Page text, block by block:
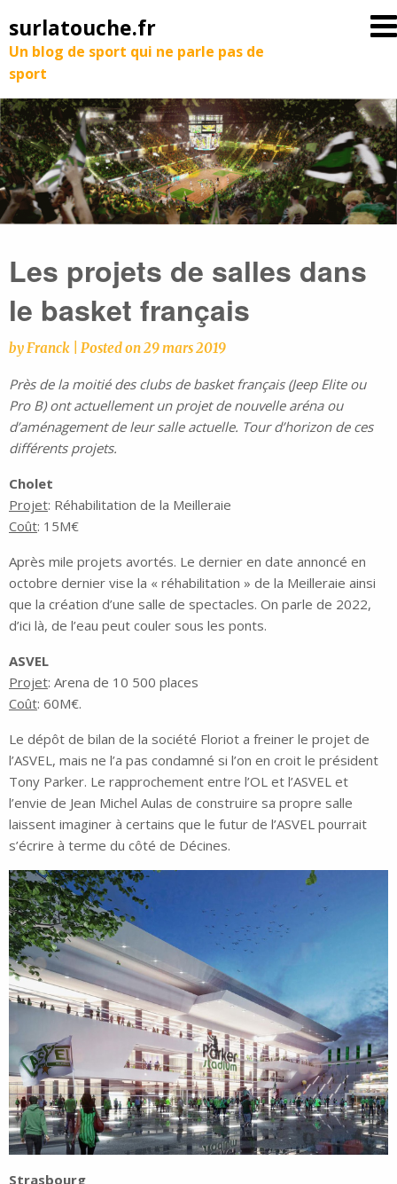
surlatouche.fr
Un blog de sport qui ne parle pas de
sport
Les projets de salles dans
le basket français
by Franck Posted on29 mars 2019
Près de la moitié des clubs de basket français (Jeep Elite ou
Pro B) ont actuellement un projet de nouvelle aréna ou
d’aménagement de leur salle actuelle. Tour d’horizon de ces
différents projets.
Cholet
Projet: Réhabilitation de la Meilleraie
Coût: 15M€
Après mile projets avortés. Le dernier en date annoncé en
octobre dernier vise la « réhabilitation » de la Meilleraie ainsi
que la création d’une salle de spectacles. On parle de 2022,
d’ici là, de l’eau peut couler sous les ponts.
ASVEL
Projet: Arena de 10 500 places
Coût: 60M€.
Le dépôt de bilan de la société Floriot a freiner le projet de
l’ASVEL, mais ne l’a pas condamné si l’on en croit le président
Tony Parker. Le rapprochement entre l’OL et l’ASVEL et
l’envie de Jean Michel Aulas de construire sa propre salle
laissent imaginer à certains que le futur de l’ASVEL pourrait
s’écrire à terme du côté de Décines.
Strasbourg